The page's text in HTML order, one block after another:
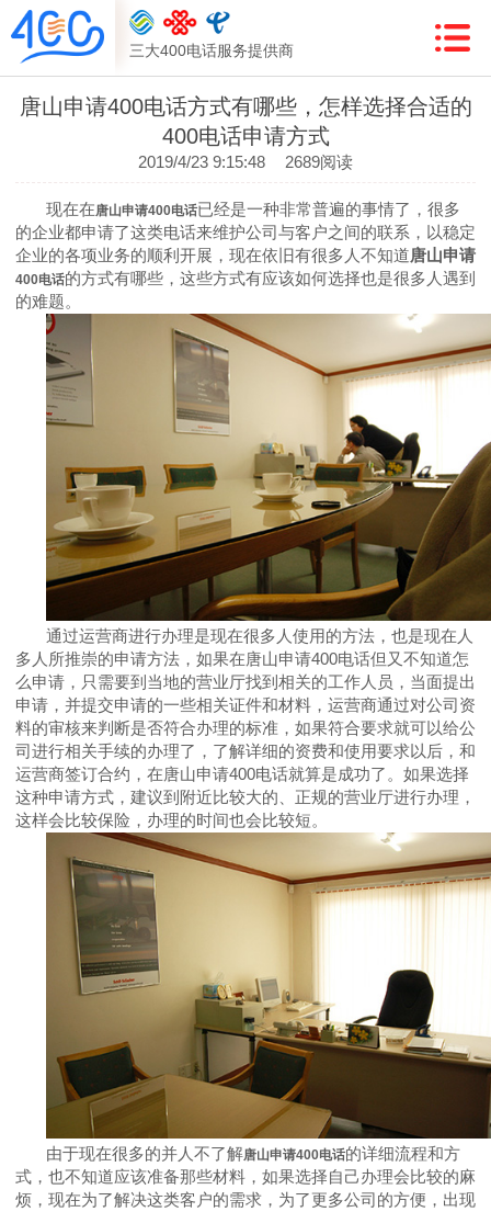
三大400电话服务提供商
唐山申请400电话方式有哪些，怎样选择合适的
400电话申请方式
2019/4/23 9:15:48 2689阅读
现在在唐山申请400电话已经是一种非常普遍的事情了，很多
的企业都申请了这类电话来维护公司与客户之间的联系，以稳定
企业的各项业务的顺利开展，现在依旧有很多人不知道唐山申请
400电话的方式有哪些，这些方式有应该如何选择也是很多人遇到
的难题。
通过运营商进行办理是现在很多人使用的方法，也是现在人
多人所推崇的申请方法， 如果在唐山申请400电话但又不知道怎
么申请，只需要到当地的营业厅找到相关的工作人员，当面提出
申请，并提交申请的一些相关证件和材料，运营商通过对公司资
料的审核来判断是否符合办理的标准，如果符合要求就可以给公
司进行相关手续的办理了，了解详细的资费和使用要求以后，和
运营商签订合约，在唐山申请400电话就算是成功了。如果选择
这种申请方式，建议到附近比较大的、正规的营业厅进行办理，
这样会比较保险，办理的时间也会比较短。
由于现在很多的并人不了解唐山申请400电话的详细流程和方
式， 也不知道应该准备那些材料，如果选择自己办理会比较的麻
烦，现在为了解决这类客户的需求，为了更多公司的方便，出现